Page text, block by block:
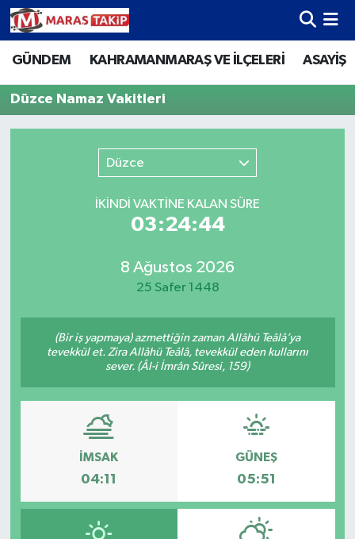
GÜNDEM KAHRAMANMARAŞ VE İLÇELERİ ASAYİŞ
Düzce Namaz Vakitleri
Düzce
İKINDI VAKTİNE KALAN SÜRE
03:24:44
8 Ağustos 2026
25 Safer 1448
(Bir iş yapmaya) azmettiğin zaman Allâhü Teâlâ’ya
tevekkül et. Zira Allâhü Teâlâ, tevekkül eden kullarını
sever. (Âl-i İmrân Sûresi, 159)
İMSAK
04:11
GÜNEŞ
05:51
Kahramanmaraş Nöbetçi Eczaneler
Kahramanmaraş Hava Durumu
Kahramanmaraş Trafik Yoğunluk Haritası
Süper Lig Puan Durumu ve Fikstür
Tüm Manşetler
Haber Arşivi